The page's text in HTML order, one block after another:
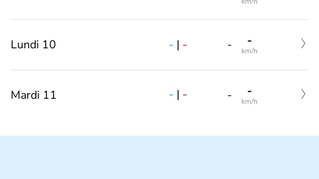
Lundi 10 - | - - -
km/h
Mardi 11 - | - - -
km/h